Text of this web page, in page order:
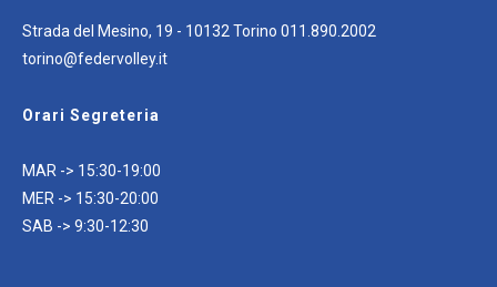
Strada del Mesino, 19 - 10132 Torino 011.890.2002
torino@federvolley.it
Orari Segreteria
MAR -> 15:30-19:00
MER -> 15:30-20:00
SAB -> 9:30-12:30